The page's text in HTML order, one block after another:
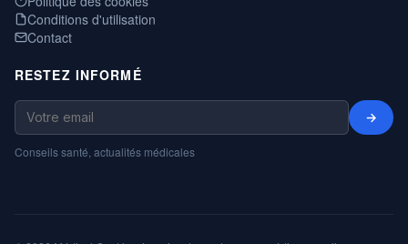
Conditions d'utilisation
Contact
RESTEZ INFORMÉ
→
Conseils santé, actualités médicales